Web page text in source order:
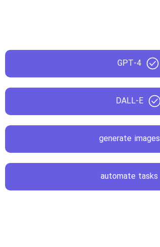
GPT-4
DALL-E
generate images
automate tasks